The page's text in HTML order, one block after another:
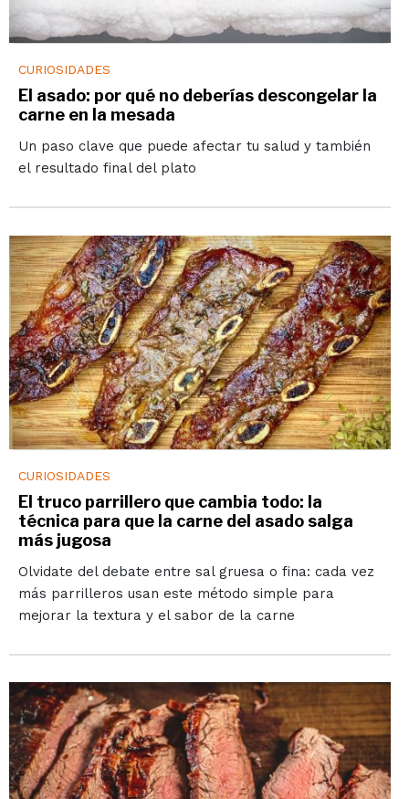
CURIOSIDADES
El asado: por qué no deberías descongelar la
carne en la mesada
Un paso clave que puede afectar tu salud y también
el resultado final del plato
CURIOSIDADES
El truco parrillero que cambia todo: la
técnica para que la carne del asado salga
más jugosa
Olvidate del debate entre sal gruesa o fina: cada vez
más parrilleros usan este método simple para
mejorar la textura y el sabor de la carne